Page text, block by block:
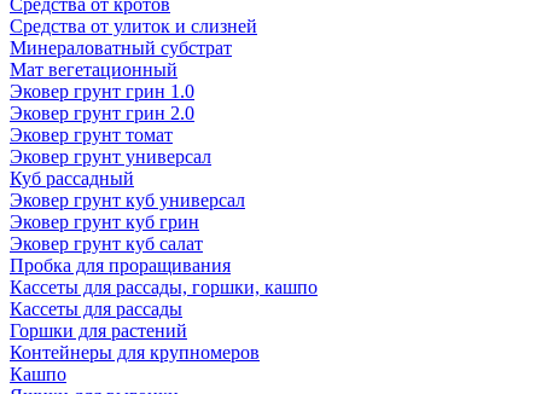
Средства от кротов
Средства от улиток и слизней
Минераловатный субстрат
Мат вегетационный
Эковер грунт грин 1.0
Эковер грунт грин 2.0
Эковер грунт томат
Эковер грунт универсал
Куб рассадный
Эковер грунт куб универсал
Эковер грунт куб грин
Эковер грунт куб салат
Пробка для проращивания
Кассеты для рассады, горшки, кашпо
Кассеты для рассады
Горшки для растений
Контейнеры для крупномеров
Кашпо